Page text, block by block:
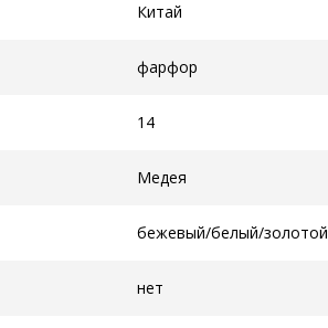
Китай
фарфор
14
Медея
бежевый/белый/золотой
нет